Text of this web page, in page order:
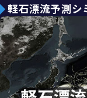
軽石漂流予測シ